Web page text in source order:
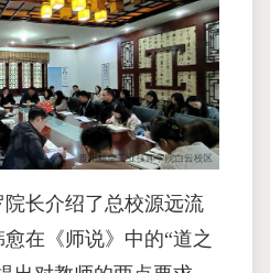
长介绍了总校源远流
在《师说》中的“道之